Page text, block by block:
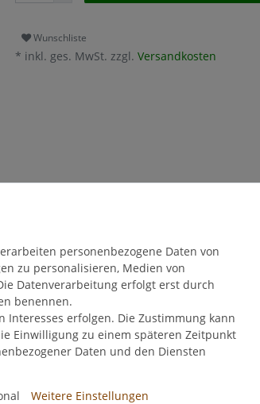
Wunschliste
* inkl. ges. MwSt. zzgl. Versandkosten
personenbezogene Daten von
zu personalisieren, Medien von
Datenverarbeitung erfolgt erst durch
benennen.
erfolgen. Die Zustimmung kann
Einwilligung zu einem späteren Zeitpunkt
Daten und den Diensten
Weitere Einstellungen